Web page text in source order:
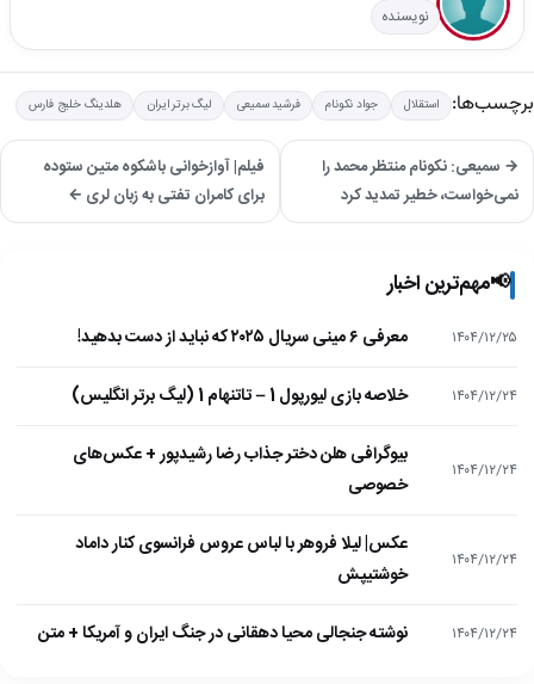
نویسنده
برچسب‌ها: استقلال جواد نکونام فرشید سمیعی لیگ برتر ایران هلدینگ خلیج فارس
→ سمیعی: نکونام منتظر محمد را
نمی‌خواست، خطیر تمدید کرد
فیلم| آوازخوانی باشکوه متین ستوده
برای کامران تفتی به زبان لری ←
📢مهم‌ترین اخبار
۱۴۰۴/۱۲/۲۵ معرفی ۶ مینی سریال ۲۰۲۵ که نباید از دست بدهید!
۱۴۰۴/۱۲/۲۴ خلاصه بازی لیورپول 1 – تاتنهام 1 (لیگ برتر انگلیس)
۱۴۰۴/۱۲/۲۴
بیوگرافی هلن دختر جذاب رضا رشیدپور + عکس‌های
خصوصی
۱۴۰۴/۱۲/۲۴
عکس| لیلا فروهر با لباس عروس فرانسوی کنار داماد
خوشتیپش
۱۴۰۴/۱۲/۲۴ نوشته جنجالی محیا دهقانی در جنگ ایران و آمریکا + متن